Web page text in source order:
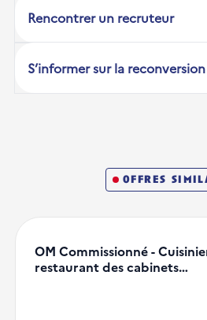
Rencontrer un recruteur
S’informer sur la reconversion
offres
OM Commissionné -
restaurant des cabinets…